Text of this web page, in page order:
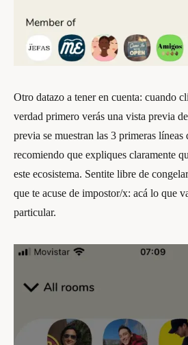
Otro datazo a tener en cuenta: cuando
verdad primero verás una vista previa
previa se muestran las 3 primeras líneas
recomiendo que expliques claramente
este ecosistema. Sentite libre de
que te acuse de impostor/x: acá lo que
particular.